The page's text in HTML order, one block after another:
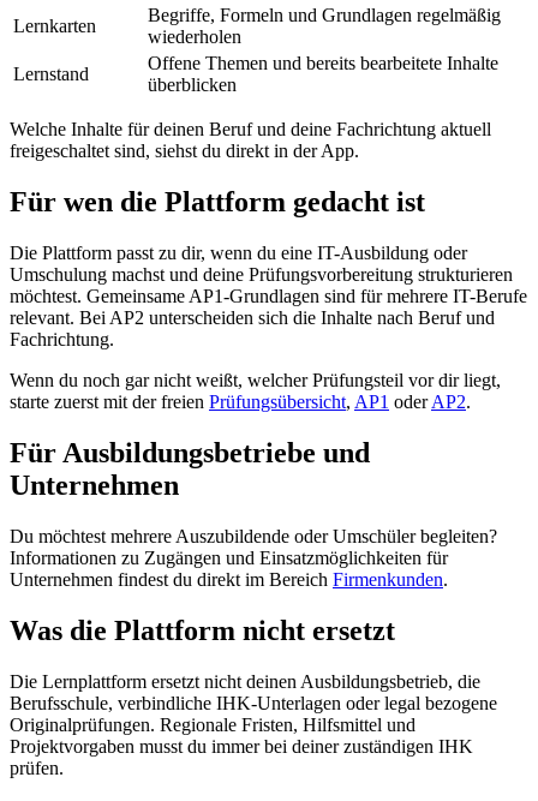
Lernkarten
Begriffe, Formeln und Grundlagen regelmäßig
wiederholen
Lernstand
Offene Themen und bereits bearbeitete Inhalte
überblicken
Welche Inhalte für deinen Beruf und deine Fachrichtung aktuell
freigeschaltet sind, siehst du direkt in der App.
Für wen die Plattform gedacht ist
Die Plattform passt zu dir, wenn du eine IT-Ausbildung oder
Umschulung machst und deine Prüfungsvorbereitung strukturieren
möchtest. Gemeinsame AP1-Grundlagen sind für mehrere IT-Berufe
relevant. Bei AP2 unterscheiden sich die Inhalte nach Beruf und
Fachrichtung.
Wenn du noch gar nicht weißt, welcher Prüfungsteil vor dir liegt,
starte zuerst mit der freien Prüfungsübersicht, AP1 oderAP2.
Für Ausbildungsbetriebe und
Unternehmen
Du möchtest mehrere Auszubildende oder Umschüler begleiten?
Informationen zu Zugängen und Einsatzmöglichkeiten für
Unternehmen findest du direkt im Bereich Firmenkunden.
Was die Plattform nicht ersetzt
Die Lernplattform ersetzt nicht deinen Ausbildungsbetrieb, die
Berufsschule, verbindliche IHK-Unterlagen oder legal bezogene
Originalprüfungen. Regionale Fristen, Hilfsmittel und
Projektvorgaben musst du immer bei deiner zuständigen IHK
prüfen.